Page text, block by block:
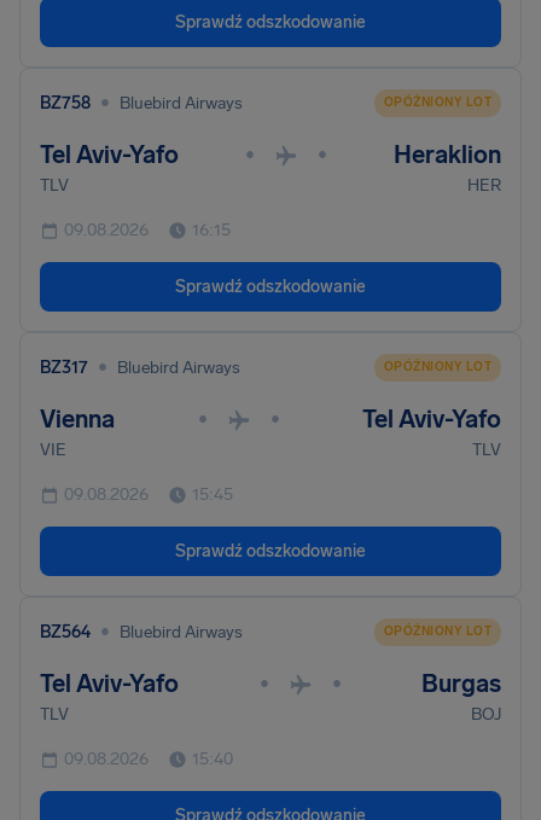
Sprawdź odszkodowanie
BZ758 • Bluebird Airways OPÓŹNIONY LOT
Tel Aviv-Yafo • • Heraklion
TLV HER
09.08.2026 16:15
Sprawdź odszkodowanie
BZ317 • Bluebird Airways OPÓŹNIONY LOT
Vienna • • Tel Aviv-Yafo
VIE TLV
09.08.2026 15:45
Sprawdź odszkodowanie
BZ564 • Bluebird Airways OPÓŹNIONY LOT
Tel Aviv-Yafo • • Burgas
TLV BOJ
09.08.2026 15:40
Sprawdź odszkodowanie